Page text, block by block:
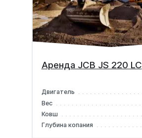
Аренда JCB JS 220 LC
Двигатель
Вес
Ковш
Глубина копания